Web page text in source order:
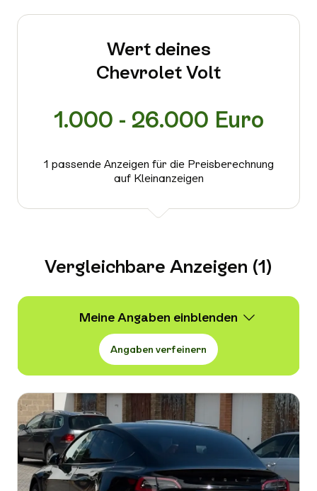
Wert deines
Chevrolet Volt
1.000 - 26.000 Euro
1 passende Anzeigen für die Preisberechnung
auf Kleinanzeigen
Vergleichbare Anzeigen (1)
Meine Angaben
Angaben verfeinern
Wert
26.900 -
26.900 € VB
Erstzulassung
-